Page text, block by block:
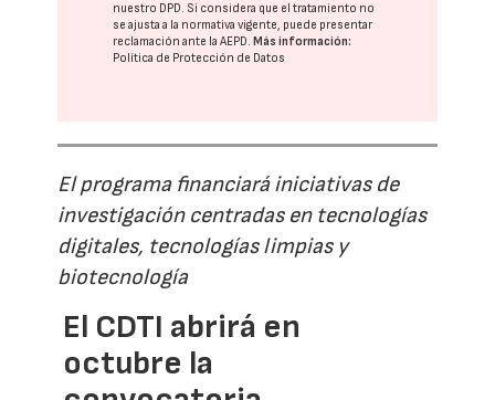
nuestro DPD. Si considera que el tratamiento no
se ajusta a la normativa vigente, puede presentar
reclamación ante laAEPD.Más información:
Política de Protección de Datos
El programa financiará iniciativas de
investigación centradas en tecnologías
digitales, tecnologías limpias y
biotecnología
El CDTI abrirá en
octubre la